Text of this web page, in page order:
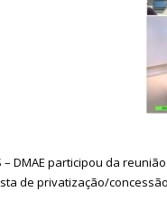
– DMAE participou da
de privatização/